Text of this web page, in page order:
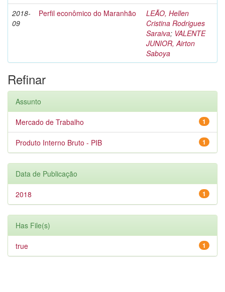
2018-
09
Perfil econômico do Maranhão
LEÃO, Hellen
Cristina Rodrigues
Saraiva; VALENTE
JUNIOR, Airton
Saboya
Refinar
Assunto
1
Mercado de Trabalho
1
Produto Interno Bruto - PIB
Data de Publicação
1
2018
Has File(s)
1
true